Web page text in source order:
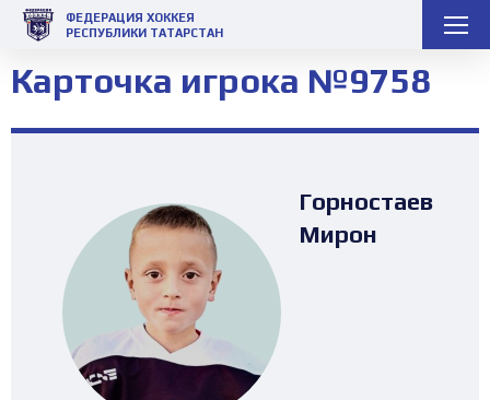
ФЕДЕРАЦИЯ ХОККЕЯ
РЕСПУБЛИКИ ТАТАРСТАН
Карточка игрока №9758
Горностаев
Мирон